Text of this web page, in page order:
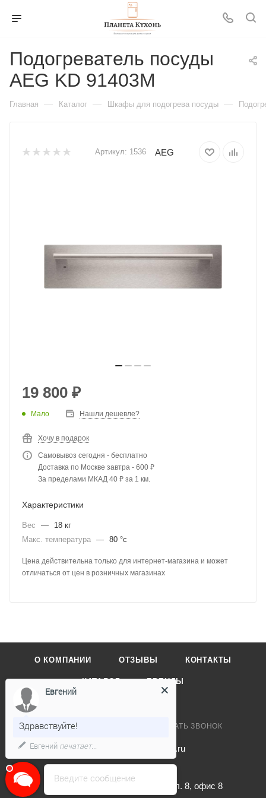
Подогреватель посуды
AEG KD 91403M
Главная — Каталог — Шкафы для подогрева посуды —
Артикул: 1536 AEG
19 800 ₽
Мало Нашли дешевле?
Хочу в подарок
Самовывоз сегодня - бесплатно
Доставка по Москве завтра - 600 ₽
За пределами МКАД 40 ₽ за 1 км.
Характеристики
Вес —
18 кг
Макс. температура — 80 °c
Цена действительна только для интернет-магазина и может
отличаться от цен в розничных магазинах
О КОМПАНИИ ОТЗЫВЫ КОНТАКТЫ
КАТАЛОГ БРЕНДЫ
+7 495 032-48-28 ЗАКАЗАТЬ ЗВОНОК
planetakuhon@mail.ru
г. Москва, ул. Ферганская, вл. 8, офис 8
Введите сообщение
Евгений
Здравствуйте!
Евгенийпечатает...